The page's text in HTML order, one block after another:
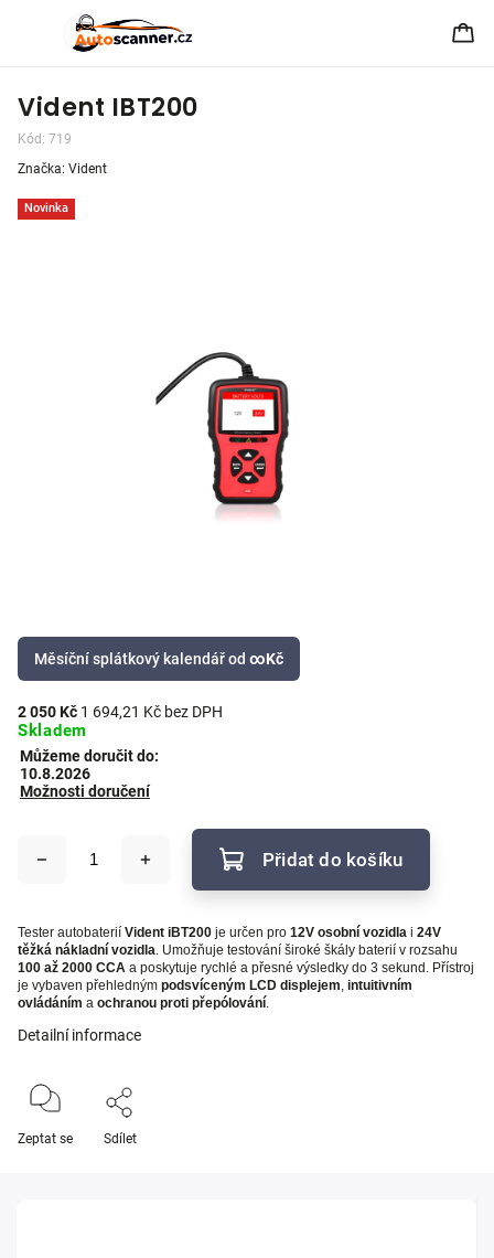
Vident IBT200
Kód: 719
Novinka
Značka: Vident
Měsíční splátkový kalendář od ∞Kč
2 050 Kč 1 694,21 Kč bez DPH
Skladem
Můžeme doručit do:
10.8.2026
Možnosti doručení
Přidat do košíku
Tester autobaterií Vident iBT200 je určen pro 12V osobní vozidla i 24V
těžká nákladní vozidla. Umožňuje testování široké škály baterií v rozsahu
100 až 2000 CCA a poskytuje rychlé a přesné výsledky do 3 sekund. Přístroj
je vybaven přehledným podsvíceným LCD displejem, intuitivním
ovládáním a ochranou proti přepólování.
Detailní informace
Zeptat se Sdílet